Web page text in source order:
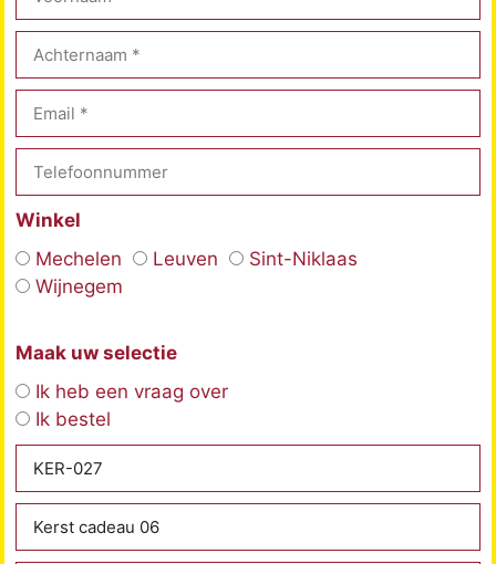
Winkel
Mechelen
Leuven
Sint-Niklaas
Wijnegem
Maak uw selectie
Ik heb een vraag over
Ik bestel